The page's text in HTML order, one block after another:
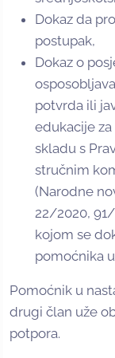
Dokaz da
postupak,
Dokaz o
potvrda ili
edukacije
skladu s
stručnim
(Narodne
22/2020,
kojom se
pomoćnika
Pomoćnik u
drugi član uže
potpora.